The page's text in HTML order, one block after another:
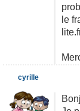
le
cyrille